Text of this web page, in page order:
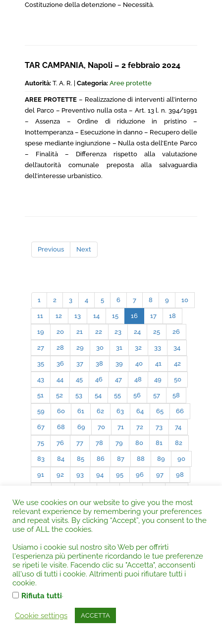
Costituzione della detenzione – Necessità.
TAR CAMPANIA, Napoli – 2 febbraio 2024
Autorità: T. A. R. | Categoria: Aree protette
AREE PROTETTE– Realizzazione di interventi all’interno
del Parco – Preventivo nulla osta – Art. 13 l. n. 394/1991
– Assenza – Ordine di riduzione in pristino –
Inottemperanza – Esecuzione in danno – Recupero delle
spese mediante ingiunzione – Nulla osta dell’Ente Parco
– Finalità – Differenza rispetto alla valutazione
dell’autorità comunale preposta alla salvaguardia
dell’interesse urbanistico.
Previous Next
1 2 3 4 5 6 7 8 9 10
11 12 13 14 15 16 17 18
19 20 21 22 23 24 25 26
27 28 29 30 31 32 33 34
35 36 37 38 39 40 41 42
43 44 45 46 47 48 49 50
51 52 53 54 55 56 57 58
59 60 61 62 63 64 65 66
67 68 69 70 71 72 73 74
75 76 77 78 79 80 81 82
83 84 85 86 87 88 89 90
91 92 93 94 95 96 97 98
106 107 108 109 110 111 112
113 114 115 116 117 118 119
127 128 129 130
RICERCA GENERALE su tutta la Rivista.
We use cookies on our website to give you the most
relevant experience by remembering your preferences
and repeat visits. By clicking “Accept”, you consent to the
use of ALL the cookies.
Usiamo i cookie sul nostro sito Web per offrirti
l'esperienza più pertinente ricordando le tue preferenze
se ripeti le visite. Facendo clic su "Accetta", acconsenti
all'uso di tutti i cookie. Altrimenti puoi rifiutare tutti i
cookie.
Rifiuta tutti.
Cookie settings ACCETTA